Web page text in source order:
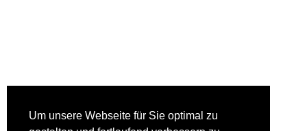
Um unsere Webseite für Sie optimal zu